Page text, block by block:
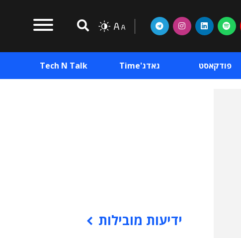
פודקאסט גאדג'Time Tech N Talk
ידיעות מובילות